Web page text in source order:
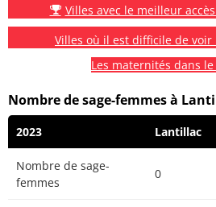
Villes avec le meilleur
Villes où il est difficile de voir
Les maternités dans
Nombre de sage-femmes à
2023 Lantillac
Nombre de sage-
femmes
0